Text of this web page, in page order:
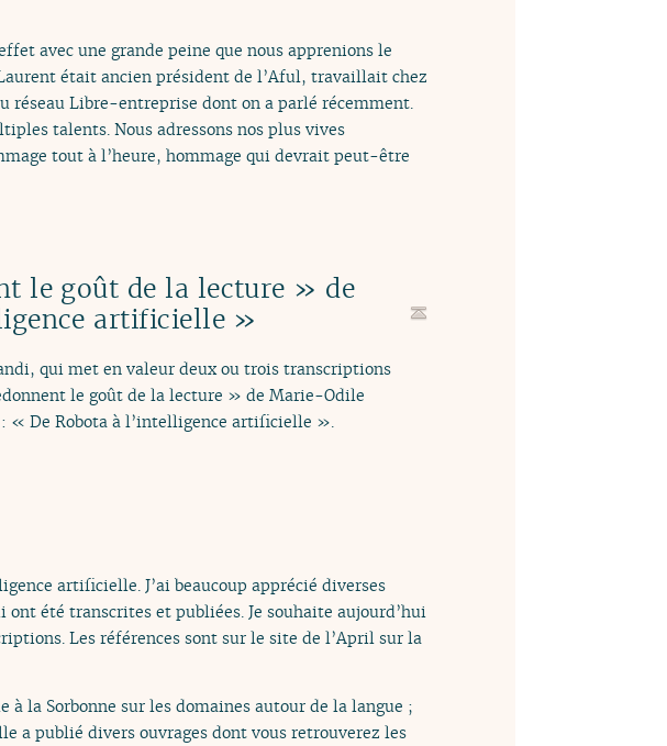
avec une grande peine que nous apprenions le
était ancien président de l’Aful, travaillait chez
réseau Libre-entreprise dont on a parlé récemment.
talents. Nous adressons nos plus vives
tout à l’heure, hommage qui devrait peut-être
le goût de la lecture » de
artificielle »
qui met en valeur deux ou trois transcriptions
le goût de la lecture » de Marie-Odile
« De Robota à l’intelligence artificielle ».
artificielle. J’ai beaucoup apprécié diverses
été transcrites et publiées. Je souhaite aujourd’hui
Les références sont sur le site de l’April sur la
la Sorbonne sur les domaines autour de la langue ;
a publié divers ouvrages dont vous retrouverez les